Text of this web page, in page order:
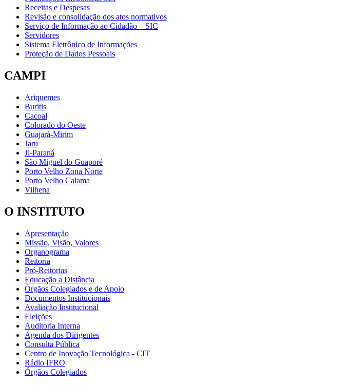
Receitas e Despesas
Revisão e consolidação dos atos normativos
Serviço de Informação ao Cidadão – SIC
Servidores
Sistema Eletrônico de Informações
Proteção de Dados Pessoais
CAMPI
Ariquemes
Buritis
Cacoal
Colorado do Oeste
Guajará-Mirim
Jaru
Ji-Paraná
São Miguel do Guaporé
Porto Velho Zona Norte
Porto Velho Calama
Vilhena
O INSTITUTO
Apresentação
Missão, Visão, Valores
Organograma
Reitoria
Pró-Reitorias
Educação a Distância
Órgãos Colegiados e de Apoio
Documentos Institucionais
Avaliação Institucional
Eleições
Auditoria Interna
Agenda dos Dirigentes
Consulta Pública
Centro de Inovação Tecnológica - CIT
Rádio IFRO
Órgãos Colegiados